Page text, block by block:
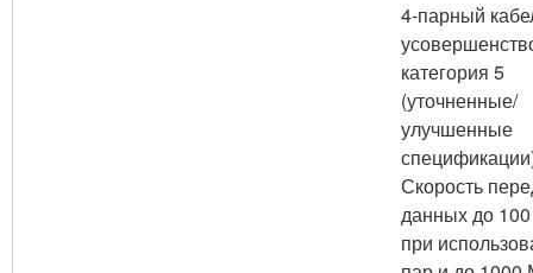
4-парный
категория 5
(уточненные/
улучшенные
Скорость
данных до
при